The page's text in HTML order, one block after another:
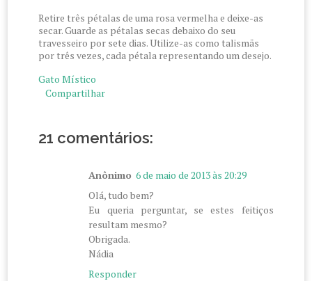
Retire três pétalas de uma rosa vermelha e deixe-as
secar. Guarde as pétalas secas debaixo do seu
travesseiro por sete dias. Utilize-as como talismãs
por três vezes, cada pétala representando um desejo.
Gato Místico
Compartilhar
21 comentários:
Anônimo 6 de maio de 2013 às 20:29
Olá, tudo bem?
Eu queria perguntar, se estes feitiços
resultam mesmo?
Obrigada.
Nádia
Responder